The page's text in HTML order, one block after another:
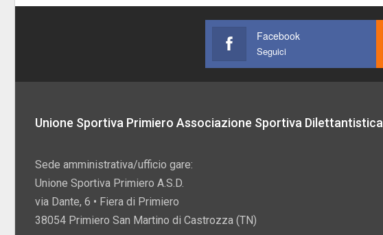
Facebook
Seguici
Unione Sportiva Primiero Associazione Sportiva Dilettantistica
Sede amministrativa/ufficio gare:
Unione Sportiva Primiero A.S.D.
via Dante, 6 • Fiera di Primiero
38054 Primiero San Martino di Castrozza (TN)